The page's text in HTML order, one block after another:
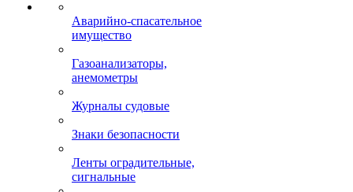
Аварийно-спасательное
имущество
Газоанализаторы,
анемометры
Журналы судовые
Знаки безопасности
Ленты оградительные,
сигнальные